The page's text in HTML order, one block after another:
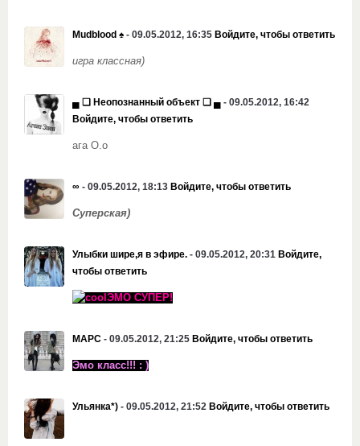
Mudblood ♠ - 09.05.2012, 16:35 Войдите, чтобы ответить
игра классная)
▄ ❏ Неопознанный объект ❏ ▄ - 09.05.2012, 16:42
Войдите, чтобы ответить
ага О.о
∞ - 09.05.2012, 18:13 Войдите, чтобы ответить
Суперская)
Улыбки шире,я в эфире. - 09.05.2012, 20:31 Войдите,
чтобы ответить
ЭМО СУПЕР!
МАРС - 09.05.2012, 21:25 Войдите, чтобы ответить
Эмо класс!!! : )
Ульянка*) - 09.05.2012, 21:52 Войдите, чтобы ответить